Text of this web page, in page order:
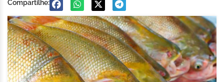
Compartilhe: